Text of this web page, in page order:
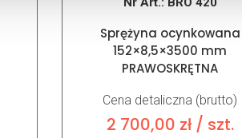
Sprężyna ocynkowana
152×8,5×3500 mm
PRAWOSKRĘTNA
Cena detaliczna (brutto)
2 700,00 zł/ szt.